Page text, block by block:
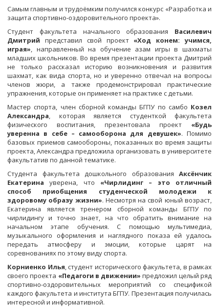
Самым главным и трудоёмким получился конкурс «Разработка и
защита спортивно-оздоровительного проекта».
Студент факультета начального образования Василевич
Дмитрий представил свой проект «Ход конем: учимся,
играя», направленный на обучение азам игры в шахматы
младших школьников. Во время презентации проекта Дмитрий
не только рассказал историю возникновения и развития
шахмат, как вида спорта, но и уверенно отвечал на вопросы
членов жюри, а также продемонстрировал практические
упражнения, которые он применяет на практике с детьми.
Мастер спорта, член сборной команды БГПУ по самбо Козел
Александра, которая является студенткой факультета
физического воспитания, презентовала проект «Будь
уверенна в себе – самооборона для девушек». Помимо
базовых приемов самообороны, показанных во время защиты
проекта, Александра предложила организовать в университете
факультатив по данной тематике.
Студента факультета дошкольного образования Аксёнчик
Екатерина уверена, что «Чирлидинг – это отличный
способ приобщения студенческой молодежи к
здоровому образу жизни». Несмотря на свой юный возраст,
Екатерина является тренером сборной команды БГПУ по
чирлидингу и точно знает, на что обратить внимание на
начальном этапе обучения. С помощью мультимедиа,
музыкального оформления и наглядного показа ей удалось
передать атмосферу и эмоции, которые царят на
соревнованиях по этому виду спорта.
Корниенко Илья, студент исторического факультета, в рамках
своего проекта «Педагоги в движении» предложил целый ряд
спортивно-оздоровительных мероприятий со спецификой
каждого факультета и института БГПУ. Презентация получилась
интересной и информативной.